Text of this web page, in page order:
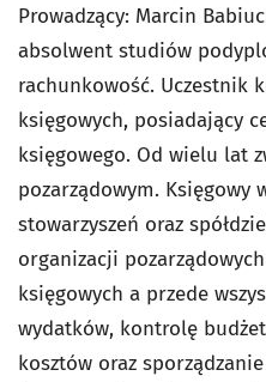
Prowadzący: Marcin
absolwent studiów
rachunkowość. Uczestnik
księgowych, posiadający
księgowego. Od wielu lat
pozarządowym. Księgowy
stowarzyszeń oraz
organizacji
księgowych a przede
wydatków, kontrolę
kosztów oraz